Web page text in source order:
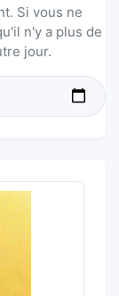
Si vous ne
n'y a plus de
jour.